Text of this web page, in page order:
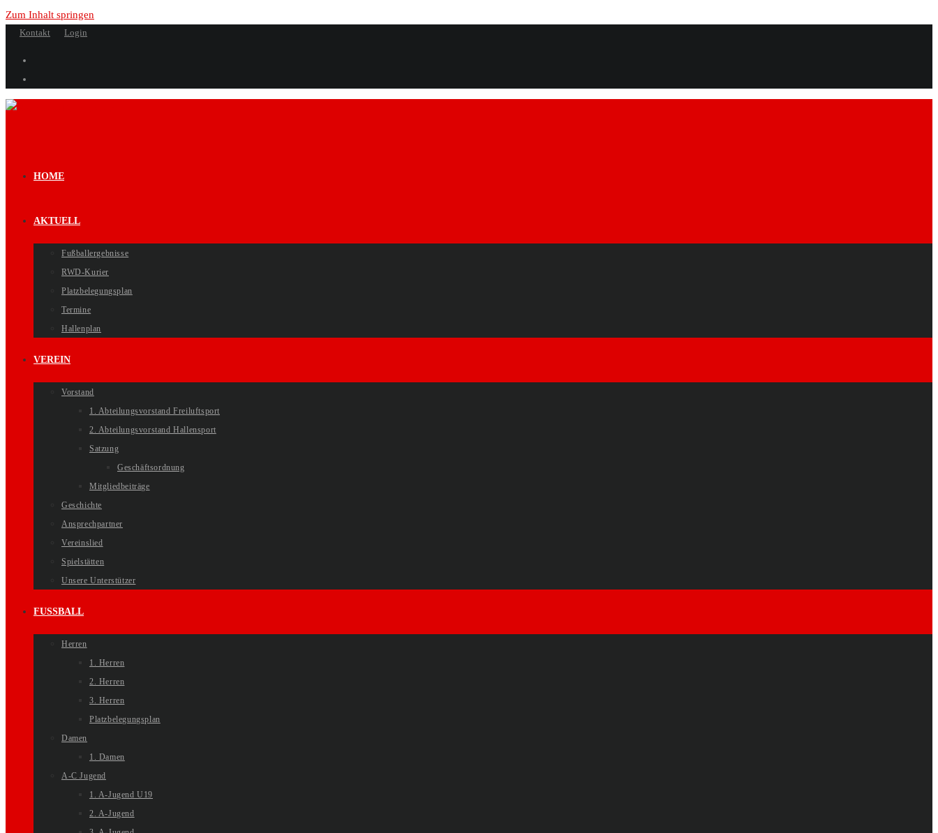
Zum Inhalt springen
Kontakt Login
HOME
AKTUELL
Fußballergebnisse
RWD-Kurier
Platzbelegungsplan
Termine
Hallenplan
VEREIN
Vorstand
1. Abteilungsvorstand Freiluftsport
2. Abteilungsvorstand Hallensport
Satzung
Geschäftsordnung
Mitgliedbeiträge
Geschichte
Ansprechpartner
Vereinslied
Spielstätten
Unsere Unterstützer
FUSSBALL
Herren
1. Herren
2. Herren
3. Herren
Platzbelegungsplan
Damen
1. Damen
A-C Jugend
1. A-Jugend U19
2. A-Jugend